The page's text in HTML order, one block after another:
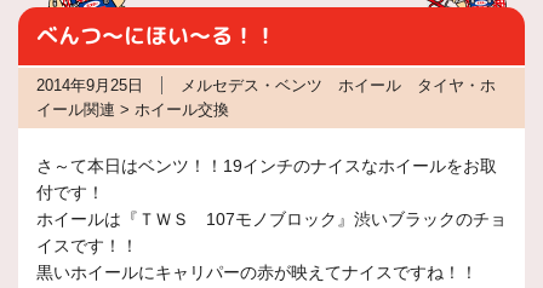
べんつ～にほい～る！！
2014年9月25日
メルセデス・ベンツ ホイール タイヤ・ホ
イール関連 > ホイール交換
さ～て本日はベンツ！！19インチのナイスなホイールをお取
付です！
ホイールは『ＴＷＳ 107モノブロック』渋いブラックのチョ
イスです！！
黒いホイールにキャリパーの赤が映えてナイスですね！！